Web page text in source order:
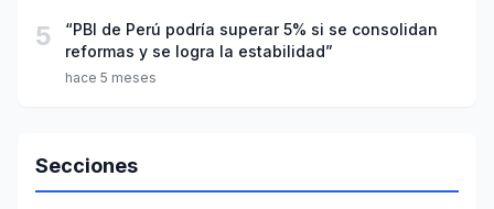
5
“PBI de Perú podría superar 5% si se consolidan
reformas y se logra la estabilidad”
hace 5 meses
Secciones